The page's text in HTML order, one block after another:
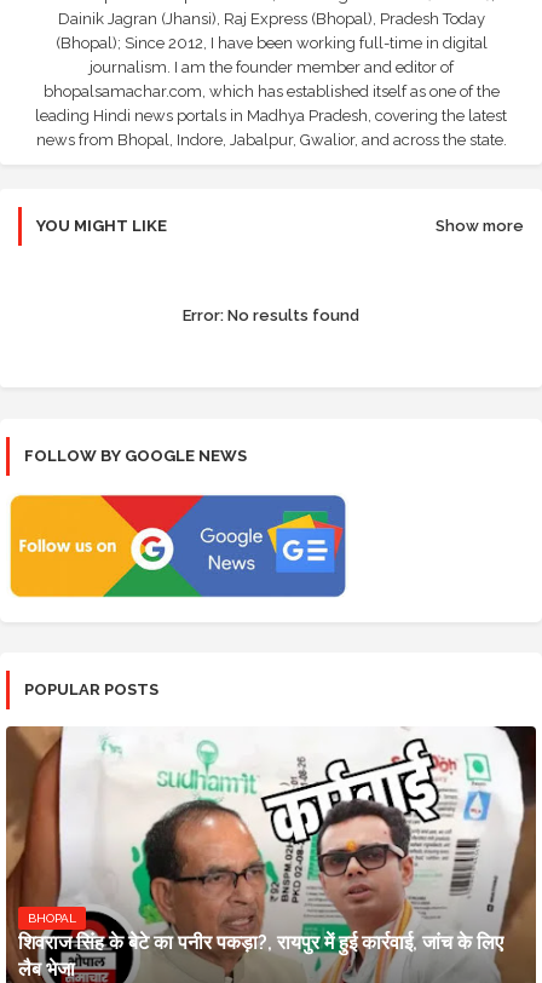
Dainik Jagran (Jhansi), Raj Express (Bhopal), Pradesh Today
(Bhopal); Since 2012, I have been working full-time in digital
journalism. I am the founder member and editor of
bhopalsamachar.com, which has established itself as one of the
leading Hindi news portals in Madhya Pradesh, covering the latest
news from Bhopal, Indore, Jabalpur, Gwalior, and across the state.
YOU MIGHT LIKE Show more
Error: No results found
FOLLOW BY GOOGLE NEWS
POPULAR POSTS
BHOPAL
शिवराज सिंह के बेटे का पनीर पकड़ा?, रायपुर में हुई कार्रवाई, जांच के लिए
लैब भेजा